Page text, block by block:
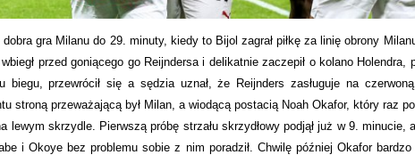
dobra gra Milanu do 29. minuty, kiedy to Bijol zagrał piłkę za linię obrony
przed goniącego go Reijndersa i delikatnie zaczepił o kolano Holendra,
biegu, przewrócił się a sędzia uznał, że Reijnders zasługuje na
stroną przeważającą był Milan, a wiodącą postacią Noah Okafor, który raz
lewym skrzydle. Pierwszą próbę strzału skrzydłowy podjął już w 9. minucie,
i Okoye bez problemu sobie z nim poradził. Chwilę później Okafor bardzo